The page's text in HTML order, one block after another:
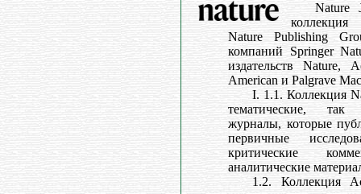
Nature
коллекция
Nature Publishing
компаний Springer
издательств Nature,
American и Palgrave
I. 1.1. Коллекция
тематические,
журналы, которые
первичные
критические
аналитические
1.2. Коллекция